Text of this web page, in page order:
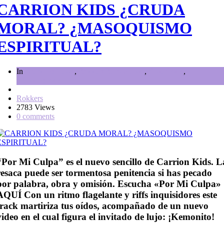
KIDS ¿CRUDA
¿MASOQUISMO
In , ,
,
Rokkers
2783 Views
0 comments
Mi Culpa” es el nuevo sencillo de Carrion Kids.
puede ser tormentosa penitencia si has pecado
palabra, obra y omisión. Escucha «Por Mi Culpa»
Con un ritmo flagelante y riffs inquisidores este
martiriza tus oídos, acompañado de un nuevo
en el cual figura el invitado de lujo: ¡Kemonito!